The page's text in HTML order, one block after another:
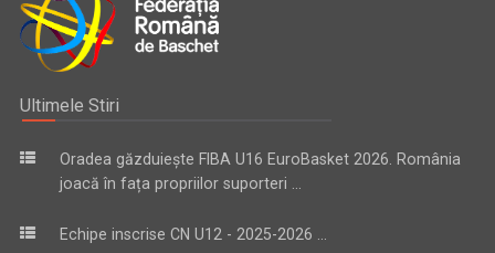
Ultimele Stiri
Oradea găzduiește FIBA U16 EuroBasket 2026. România
joacă în fața propriilor suporteri ...
Echipe inscrise CN U12 - 2025-2026 ...